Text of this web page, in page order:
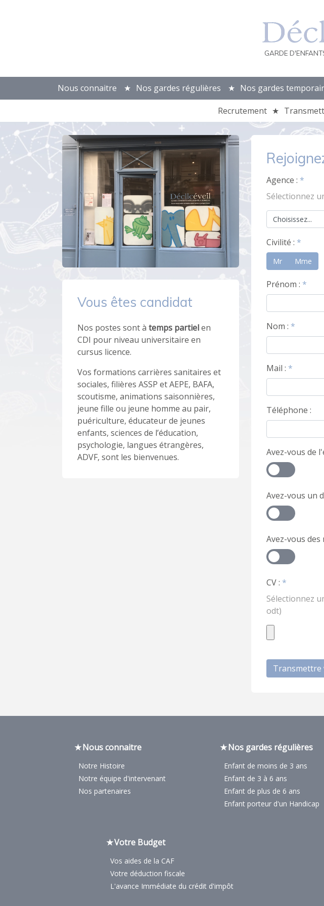
GARDE
Nous connaitre Nos gardes régulières Nos gardes
Recrutement
Vous êtes candidat
Nos postes sont à temps partielen
CDI pour niveau universitaire en
cursus licence.
Vos formations carrières sanitaires et
sociales, filières ASSP et AEPE, BAFA,
scoutisme, animations saisonnières,
jeune fille ou jeune homme au pair,
puériculture, éducateur de jeunes
enfants, sciences de l’éducation,
psychologie, langues étrangères,
ADVF, sont les bienvenues.
Agence : *
Sélectionnez
Civilité : *
Mr Mme
Prénom : *
Nom : *
Mail : *
Téléphone :
Avez-vous de
Avez-vous un
Avez-vous
CV : *
Sélectionnez
odt)
Transmettre
Nous connaitre
Notre Histoire
Notre équipe d'intervenant
Nos partenaires
Nos gardes régulières
Enfant de moins de 3 ans
Enfant de 3 à 6 ans
Enfant de plus de 6 ans
Enfant porteur d'un Handicap
Votre Budget
Vos aides de la CAF
Votre déduction fiscale
L'avance Immédiate du crédit d'impôt